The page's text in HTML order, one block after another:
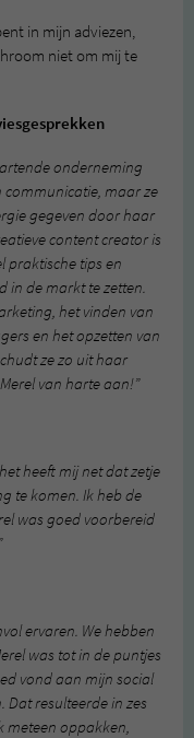
in mijn adviezen,
niet om mij te
onderneming
maar ze
gegeven door haar
content creator is
praktische tips en
in de markt te zetten.
het vinden van
en het opzetten van
ze zo uit haar
van harte aan!”
heeft mij net dat zetje
te komen. Ik heb de
was goed voorbereid
ervaren. We hebben
was tot in de puntjes
vond aan mijn social
resulteerde in zes
meteen oppakken,